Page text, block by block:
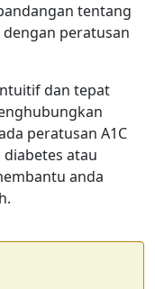
tentang
peratusan
dan tepat
peratusan A1C
atau
anda